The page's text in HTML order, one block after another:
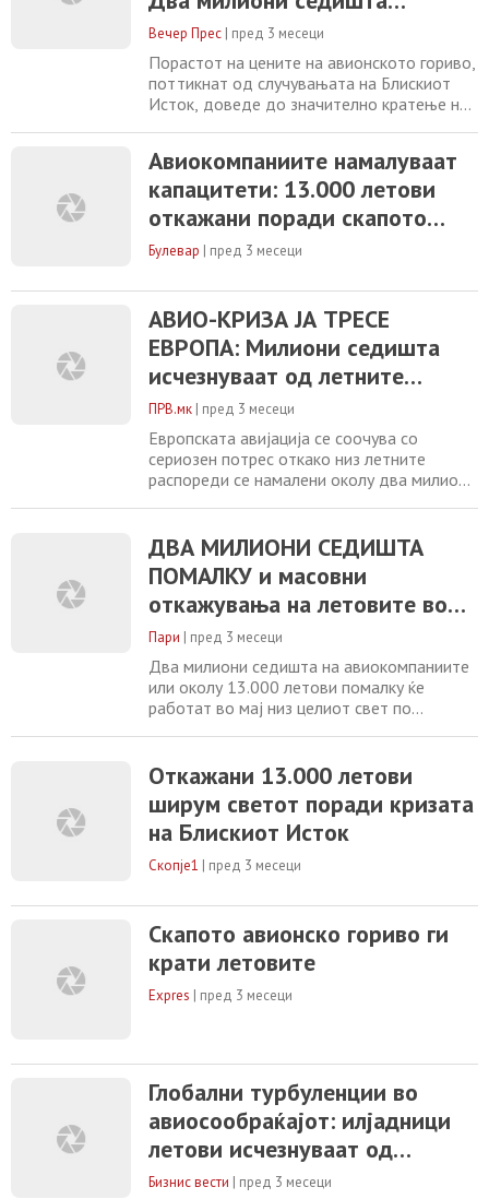
Според податоците на аналитичката
компанија „Цириум“,
помалку поради скапото
гориво
Вечер Прес | пред 3 месеци
Порастот на цените на авионското гориво,
поттикнат од случувањата на Блискиот
Исток, доведе до значително кратење на
на месецот, објави „Гардијан“. Со тоа, од
распоредите на авиокомпаниите се
повлечени околу два милиони седишта.
Според податоците на аналитичката
компанија „Цириум“,
Авиокомпаниите намалуваат
капацитети: 13.000 летови
откажани поради скапото
гориво
Булевар | пред 3 месеци
АВИО-KРИЗА ЈА ТРЕСЕ
ЕВРОПА: Милиони седишта
исчезнуваат од летните
распореди – патниците пред
масовни откажувања!
ПРВ.мк | пред 3 месеци
Европската авијација се соочува со
сериозен потрес откако низ летните
распореди се намалени околу два милиони
мај. Овие податоци, објавени од
аналитичката компанија Cirium, укажуваат
на значително преструктуирање на
авиосообраќајот на глобално ниво.
ДВА МИЛИОНИ СЕДИШТА
ПОМАЛКУ и масовни
откажувања на летовите во
Европа летово поради кризата
со гориво
Пари | пред 3 месеци
Два милиони седишта на авиокомпаниите
или околу 13.000 летови помалку ќе
работат во мај низ целиот свет по
на авијацијата Cirium. Авионските услуги
се намалени од распоредите за овој
месец, бидејќи авиокомпаниите ги
прекројуваат своите операции поради
Откажани 13.000 летови
ширум светот поради кризата
на Блискиот Исток
Скопје1 | пред 3 месеци
Скапото авионско гориво ги
крати летовите
Expres | пред 3 месеци
Глобални турбуленции во
авиосообраќајот: илјадници
летови исчезнуваат од
распоредите
Бизнис вести | пред 3 месеци